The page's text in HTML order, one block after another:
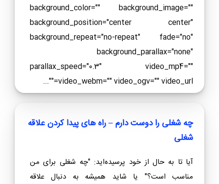
background_color="" background_image=""
background_position="center center"
background_repeat="no-repeat" fade="no"
background_parallax="none"
parallax_speed="0.3" video_mp4=""
video_webm="" video_ogv="" video_url=""...
چه شغلی را دوست دارم – راه های پیدا کردن علاقه
شغلی
آیا تا به حال از خود پرسیده‌اید: "چه شغلی برای من
مناسب است؟" یا شاید همیشه به دنبال علاقه